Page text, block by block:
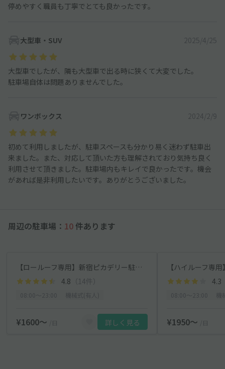
停めやすく職員も丁寧でとても良かったです。
大型車・SUV 2025/4/25
大型車でしたが、隣も大型車で出る時に狭くて大変でした。
駐車場自体は問題ありませんでした。
ワンボックス 2024/2/9
初めて利用しましたが、駐車スペースも分かり易く迷わず駐車出
来ました。また、対応して頂いた方も理解されており気持ち良く
利用させて頂きました。駐車場内もキレイで良かったです。機会
があれば是非利用したいです。ありがとうございました。
周辺の駐車場： 10 件あります
【ロールーフ専用】新宿ピカデリー駐車場【平日限定】
4.8 （14件）
¥1600〜 /日 詳しく見る
4.3
¥1950〜 /日